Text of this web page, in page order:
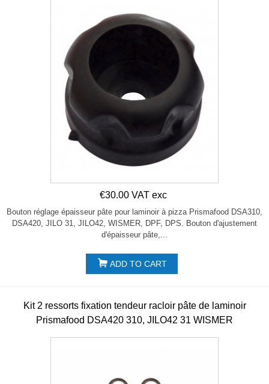
€30.00 VAT exc
Bouton réglage épaisseur pâte pour laminoir à pizza Prismafood DSA310,
DSA420, JILO 31, JILO42, WISMER, DPF, DPS. Bouton d'ajustement
d'épaisseur pâte,...
ADD TO CART
Kit 2 ressorts fixation tendeur racloir pâte de laminoir
Prismafood DSA420 310, JILO42 31 WISMER